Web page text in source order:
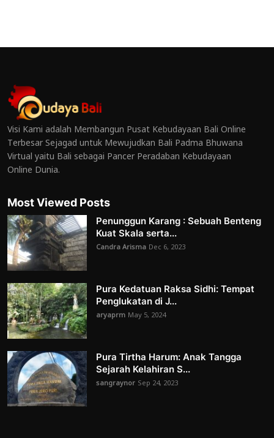
Visi Kami adalah Membangun Pusat Kebudayaan Bali Online
Terbesar Sejagad untuk Mewujudkan Bali Padma Bhuwana
Virtual yaitu Bali sebagai Pancer Peradaban Kebudayaan
Online Dunia.
Most Viewed Posts
Penunggun Karang : Sebuah Benteng
Kuat Skala serta...
Candra Arisma Dec 6, 2023
Pura Kedatuan Raksa Sidhi: Tempat
Penglukatan di J...
aryaprm May 5, 2024
Pura Tirtha Harum: Anak Tangga
Sejarah Kelahiran S...
sangraynor Sep 24, 2023